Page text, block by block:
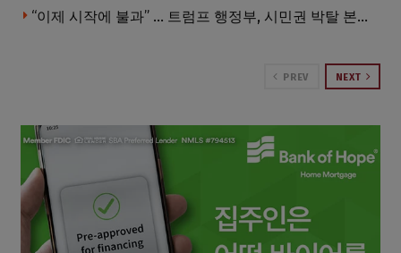
“이제 시작에 불과” … 트럼프 행정부, 시민권 박탈 본격화
PREV NEXT